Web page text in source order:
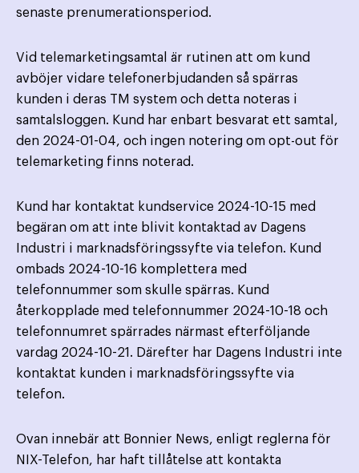
senaste prenumerationsperiod.
Vid telemarketingsamtal är rutinen att om kund
avböjer vidare telefonerbjudanden så spärras
kunden i deras TM system och detta noteras i
samtalsloggen. Kund har enbart besvarat ett samtal,
den 2024-01-04, och ingen notering om opt-out för
telemarketing finns noterad.
Kund har kontaktat kundservice 2024-10-15 med
begäran om att inte blivit kontaktad av Dagens
Industri i marknadsföringssyfte via telefon. Kund
ombads 2024-10-16 komplettera med
telefonnummer som skulle spärras. Kund
återkopplade med telefonnummer 2024-10-18 och
telefonnumret spärrades närmast efterföljande
vardag 2024-10-21. Därefter har Dagens Industri inte
kontaktat kunden i marknadsföringssyfte via
telefon.
Ovan innebär att Bonnier News, enligt reglerna för
NIX-Telefon, har haft tillåtelse att kontakta